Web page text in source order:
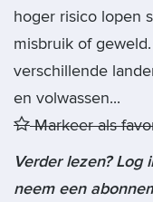
hoger risico lopen
misbruik of
verschillende
en volwassen...
Markeer als
Verder lezen? Log
neem een